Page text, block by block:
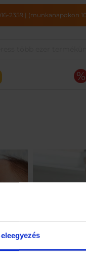
2359| (munkanapokon